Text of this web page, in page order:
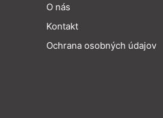
O nás
Kontakt
Ochrana osobných údajov